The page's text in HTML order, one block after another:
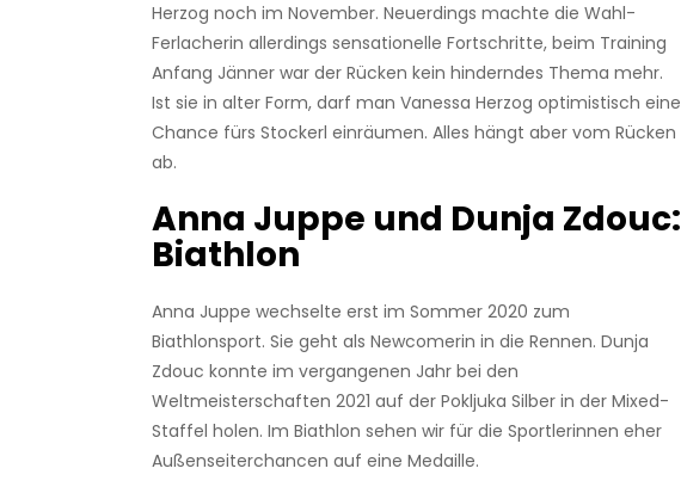
Herzog noch im November. Neuerdings machte die Wahl-
Ferlacherin allerdings sensationelle Fortschritte, beim Training
Anfang Jänner war der Rücken kein hinderndes Thema mehr.
Ist sie in alter Form, darf man Vanessa Herzog optimistisch eine
Chance fürs Stockerl einräumen. Alles hängt aber vom Rücken
ab.
Anna Juppe und Dunja Zdouc:
Biathlon
Anna Juppe wechselte erst im Sommer 2020 zum
Biathlonsport. Sie geht als Newcomerin in die Rennen. Dunja
Zdouc konnte im vergangenen Jahr bei den
Weltmeisterschaften 2021 auf der Pokljuka Silber in der Mixed-
Staffel holen. Im Biathlon sehen wir für die Sportlerinnen eher
Außenseiterchancen auf eine Medaille.